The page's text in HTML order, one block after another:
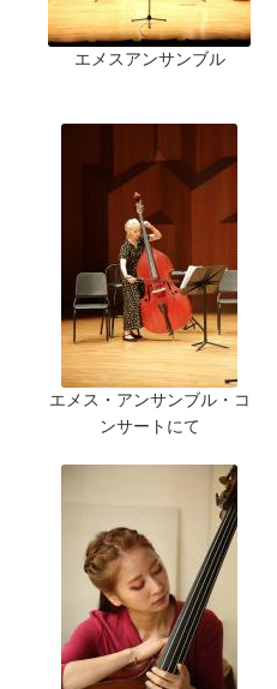
エメスアンサンブル
エメス・アンサンブル・コ
ンサートにて